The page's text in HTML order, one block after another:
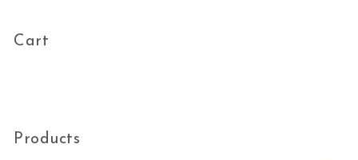
Cart
Products